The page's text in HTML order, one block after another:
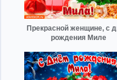
Прекрасной женщине, с
рождения Миле